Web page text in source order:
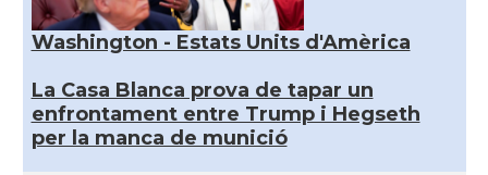
Washington - Estats Units d'Amèrica
La Casa Blanca prova de tapar un
enfrontament entre Trump i Hegseth
per la manca de munició